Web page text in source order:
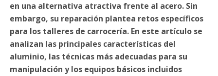
en una alternativa atractiva frente al acero. Sin
embargo, su reparación plantea retos específicos
para los talleres de carrocería. En este artículo se
analizan las principales características del
aluminio, las técnicas más adecuadas para su
manipulación y los equipos básicos incluidos